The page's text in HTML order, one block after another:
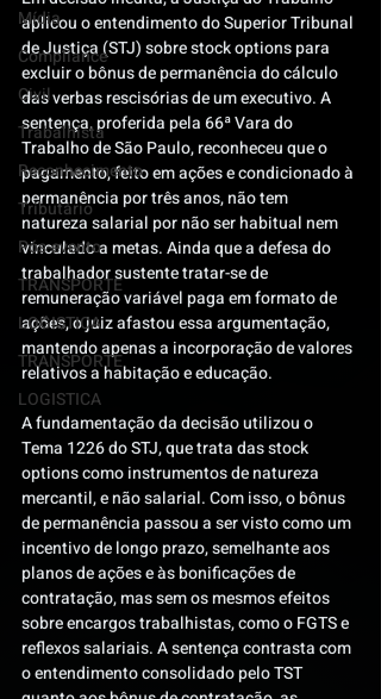
Mídia
Compliance
Civil
Trabalhista
Reconhecimento
Tributário
Pós-evento
TRANSPORTE
LOGISTICA
TRANSPORTE
LOGISTICA
aplicou o entendimento do Superior Tribunal
de Justiça (STJ) sobre stock options para
excluir o bônus de permanência do cálculo
das verbas rescisórias de um executivo. A
sentença, proferida pela 66ª Vara do
Trabalho de São Paulo, reconheceu que o
pagamento, feito em ações e condicionado à
permanência por três anos, não tem
natureza salarial por não ser habitual nem
vinculado a metas. Ainda que a defesa do
trabalhador sustente tratar-se de
remuneração variável paga em formato de
ações, o juiz afastou essa argumentação,
mantendo apenas a incorporação de valores
relativos a habitação e educação.
A fundamentação da decisão utilizou o
Tema 1226 do STJ, que trata das stock
options como instrumentos de natureza
mercantil, e não salarial. Com isso, o bônus
de permanência passou a ser visto como um
incentivo de longo prazo, semelhante aos
planos de ações e às bonificações de
contratação, mas sem os mesmos efeitos
sobre encargos trabalhistas, como o FGTS e
reflexos salariais. A sentença contrasta com
o entendimento consolidado pelo TST